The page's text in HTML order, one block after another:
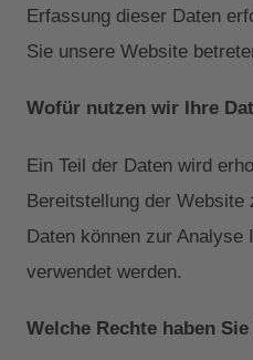
Erfassung dieser Daten
Sie unsere Website
Wofür nutzen wir Ihre
Ein Teil der Daten wird
Bereitstellung der Website
Daten können zur Analyse
verwendet werden.
Welche Rechte haben